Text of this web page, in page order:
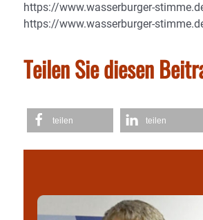
https://www.wasserburger-
https://www.wasserburger-
Teilen Sie diesen
teilen teilen